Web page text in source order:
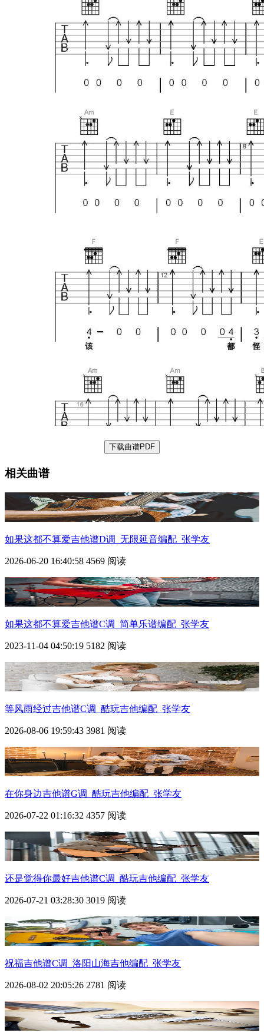
下载曲谱PDF
相关曲谱
如果这都不算爱吉他谱D调_无限延音编配_张学友
2026-06-20 16:40:58 4569 阅读
如果这都不算爱吉他谱C调_简单乐谱编配_张学友
2023-11-04 04:50:19 5182 阅读
等风雨经过吉他谱C调_酷玩吉他编配_张学友
2026-08-06 19:59:43 3981 阅读
在你身边吉他谱G调_酷玩吉他编配_张学友
2026-07-22 01:16:32 4357 阅读
还是觉得你最好吉他谱C调_酷玩吉他编配_张学友
2026-07-21 03:28:30 3019 阅读
祝福吉他谱C调_洛阳山海吉他编配_张学友
2026-08-02 20:05:26 2781 阅读